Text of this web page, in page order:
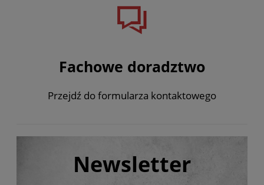
Fachowe doradztwo
Przejdź do formularza kontaktowego
Newsletter